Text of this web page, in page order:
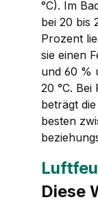
°C). Im
bei 20 bis
Prozent
sie einen
und 60 %
20 °C.
beträgt
besten
Diese